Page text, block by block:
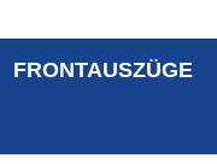
FRONTAUSZÜGE